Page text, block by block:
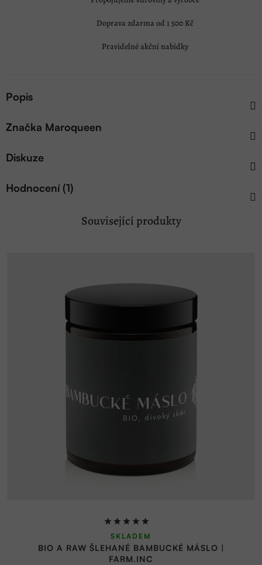
Doprava zdarma od 1 500 Kč
Pravidelné akční nabídky
Popis
Značka Maroqueen
Diskuze
Hodnocení (1)
Související produkty
BIO A RAW ŠLEHANÉ BAMBUCKÉ MÁSLO |
FARM.INC
Průměrné
hodnocení
produktu
SKLADEM